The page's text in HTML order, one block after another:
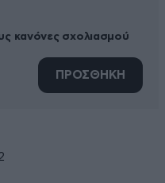
κανόνες σχολιασμού
ΠΡΟΣΘΗΚΗ